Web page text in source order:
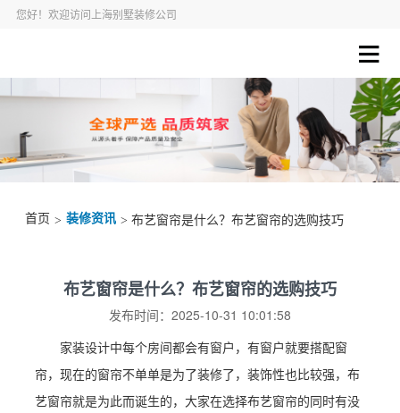
您好！欢迎访问上海别墅装修公司
首页 > 装修资讯 > 布艺窗帘是什么？布艺窗帘的选购技巧
布艺窗帘是什么？布艺窗帘的选购技巧
发布时间：2025-10-31 10:01:58
家装设计中每个房间都会有窗户，有窗户就要搭配窗
帘，现在的窗帘不单单是为了装修了，装饰性也比较强，布
艺窗帘就是为此而诞生的，大家在选择布艺窗帘的同时有没